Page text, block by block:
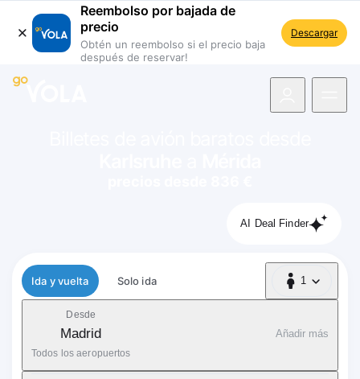
Reembolso por bajada de
precio
Obtén un reembolso si el precio baja
después de reservar!
Descargar
AI Deal Finder
Tipo de vuelo
Ida y vuelta Solo ida 1
1 Pasajero
Desde
Madrid
Todos los aeropuertos
Añadir más